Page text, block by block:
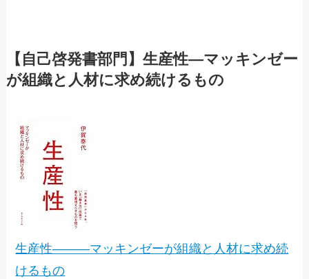
【自己啓発書部門】生産性―マッキンゼー
が組織と人材に求め続けるもの
生産性―――マッキンゼーが組織と人材に求め続
けるもの